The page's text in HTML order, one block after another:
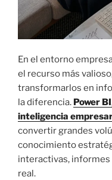
En el entorno
el recurso más
transformarlos en
la diferencia. Power BI
inteligencia
convertir grandes
conocimiento
interactivas,
real.